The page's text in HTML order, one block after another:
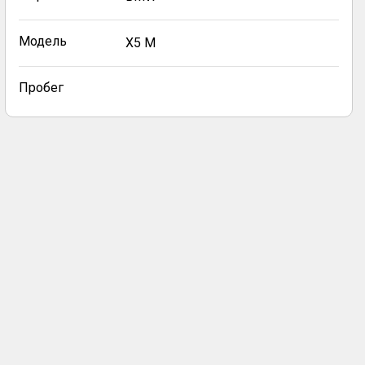
Модель X5 M
Пробег